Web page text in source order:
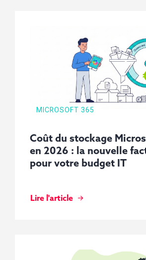
MICROSOFT 365
Coût du stockage
en 2026 : la nouvelle
pour votre budget IT
Lire l'article